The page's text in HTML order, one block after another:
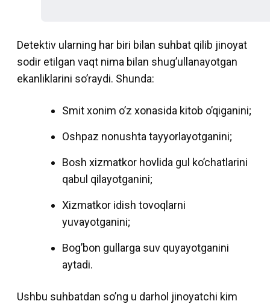
Detektiv ularning har biri bilan suhbat qilib jinoyat
sodir etilgan vaqt nima bilan shug’ullanayotgan
ekanliklarini so’raydi. Shunda:
Smit xonim o’z xonasida kitob o’qiganini;
Oshpaz nonushta tayyorlayotganini;
Bosh xizmatkor hovlida gul ko’chatlarini
qabul qilayotganini;
Xizmatkor idish tovoqlarni
yuvayotganini;
Bog’bon gullarga suv quyayotganini
aytadi.
Ushbu suhbatdan so’ng u darhol jinoyatchi kim